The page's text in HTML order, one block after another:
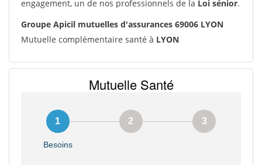
engagement, un de nos professionnels de la Loi sénior.
Groupe Apicil mutuelles d'assurances 69006 LYON
Mutuelle complémentaire santé à LYON